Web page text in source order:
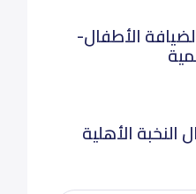
الأطفال-
النخبة الأهلية